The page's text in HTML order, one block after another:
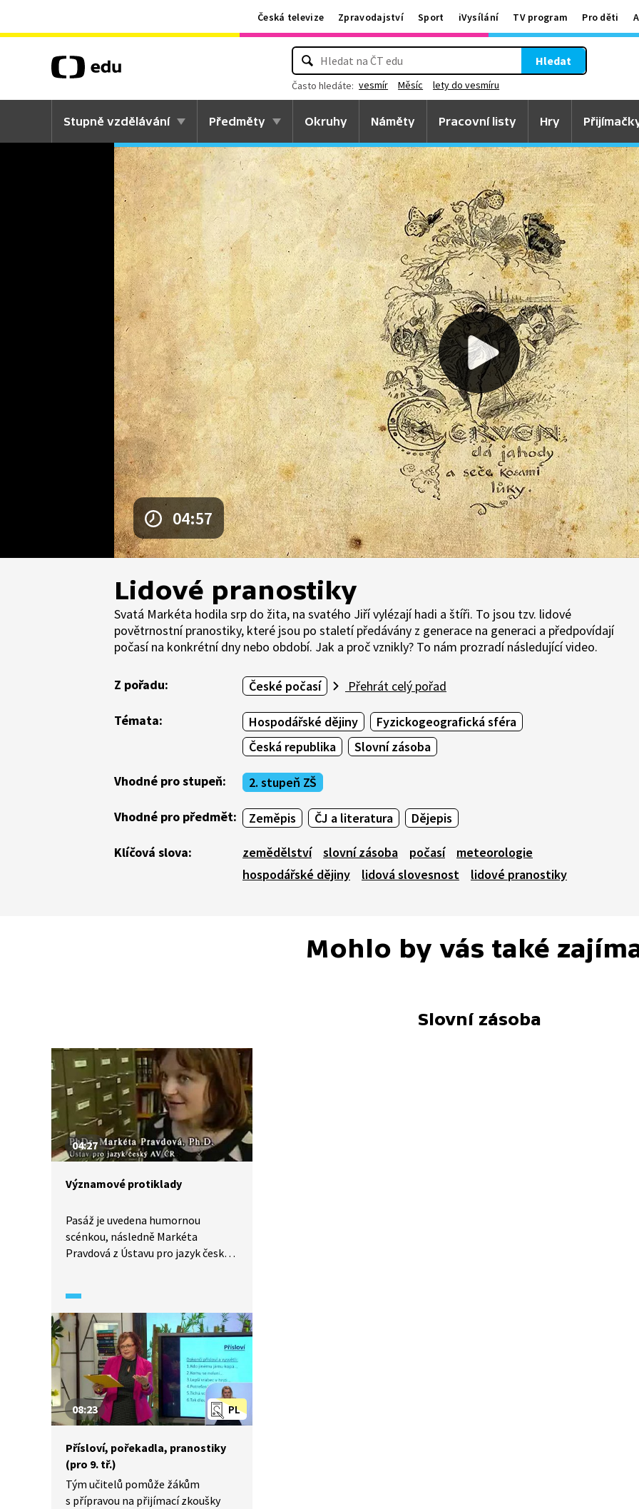
Česká televize Zpravodajství Sport iVysílání TV program Pro děti
Hledat
Často hledáte: vesmír Měsíc lety do vesmíru
Stupně vzdělávání Předměty Okruhy Náměty Pracovní listy Hry
04:57
Lidové pranostiky
Svatá Markéta hodila srp do žita, na svatého Jiří vylézají hadi a štíři. To jsou tzv. lidové
povětrnostní pranostiky, které jsou po staletí předávány z generace na generaci a předpovídají
počasí na konkrétní dny nebo období. Jak a proč vznikly? To nám prozradí následující video.
Z pořadu: České počasí Přehrát celý pořad
Témata: Hospodářské dějiny
Fyzickogeografická sféra
Česká republika
Slovní zásoba
Vhodné pro stupeň: 2. stupeň ZŠ
Vhodné pro předmět: Zeměpis ČJ a literatura Dějepis
Klíčová slova: zemědělství slovní zásoba počasí
meteorologie
hospodářské dějiny
lidová slovesnost lidové pranostiky
Mohlo by vás také
Slovní zásoba
04:27
Významové protiklady
Pasáž je uvedena humornou
scénkou, následně Markéta
Pravdová z Ústavu pro jazyk český
či v poezii, tak v běžné řeči.
PL
08:23
Přísloví, pořekadla, pranostiky
(pro 9. tř.)
Tým učitelů pomůže žákům
s přípravou na přijímací zkoušky